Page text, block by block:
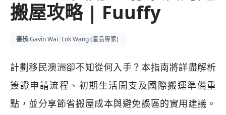
搬屋攻略 | Fuuffy
審核:Gavin Wai | Lok Wang (產品專家)
計劃移民澳洲卻不知從何入手？本指南將詳盡解析
簽證申請流程、初期生活開支及國際搬運準備重
點，並分享節省搬屋成本與避免誤區的實用建議。